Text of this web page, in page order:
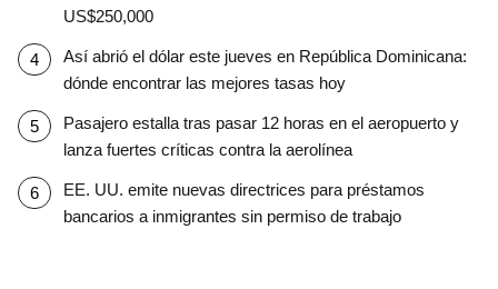
US$250,000
Así abrió el dólar este jueves en República Dominicana:
dónde encontrar las mejores tasas hoy
Pasajero estalla tras pasar 12 horas en el aeropuerto y
lanza fuertes críticas contra la aerolínea
EE. UU. emite nuevas directrices para préstamos
bancarios a inmigrantes sin permiso de trabajo